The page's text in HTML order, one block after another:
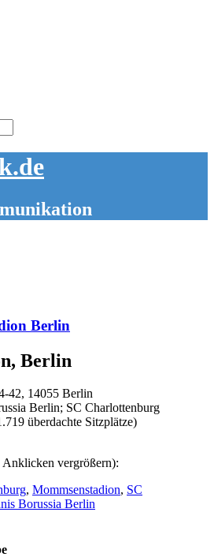
Berlin
Berlin
42, 14055 Berlin
Berlin; SC Charlottenburg
überdachte Sitzplätze)
vergrößern):
, Mommsenstadion, SC
Borussia Berlin